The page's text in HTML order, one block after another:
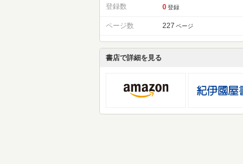
登録数 0 登録
ページ数 227 ページ
書店で詳細を見る